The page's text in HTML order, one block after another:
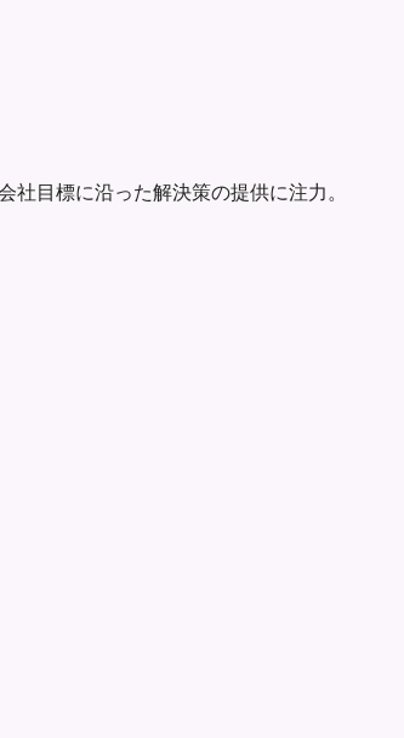
社目標に沿った解決策の提供に注力。